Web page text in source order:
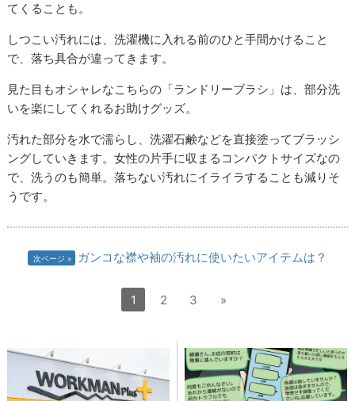
てくることも。
しつこい汚れには、洗濯機に入れる前のひと手間かけること
で、落ち具合が違ってきます。
見た目もオシャレなこちらの「ランドリーブラシ」は、部分洗
いを楽にしてくれるお助けグッズ。
汚れた部分を水で濡らし、洗濯石鹸などを直接塗ってブラッシ
ングしていきます。女性の片手に収まるコンパクトサイズなの
で、洗うのも簡単。落ちない汚れにイライラすることも減りそ
うです。
次ページ ガンコな襟や袖の汚れに使いたいアイテムは？
1 2 3 »